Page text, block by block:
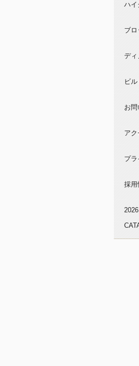
ハイ
ブ
ディ
ビ
お
アク
プ
採用